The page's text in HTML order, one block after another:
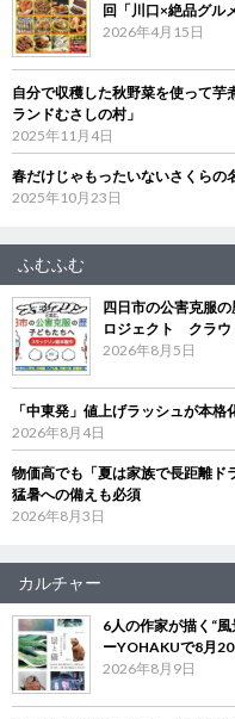
回「川口×絶品グル
2026年4月15日
自分で収穫した秋野菜を使って
ランドむさしの村」
2025年11月4日
春だけじゃもったいないさくらの
2025年10月23日
ふむふむ
四日市の公害克服
ロジェクト クラウ
2026年8月5日
「中東発」値上げラッシュが本
2026年8月4日
物価高でも「夏は家族で長距離
猛暑への備えも必須
2026年8月3日
カルチャー
6人の作家が描く“
ーYOHAKUで8月
2026年8月9日